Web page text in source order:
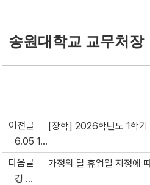
송원대학교 교무처장
이전글
[장학] 2026학년도 1학기
6.05 1...
다음글
가정의 달 휴업일 지정에
경 ...